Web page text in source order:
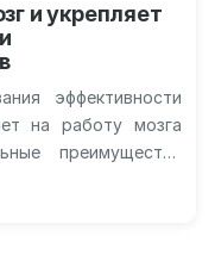
и укрепляет
эффективности
на работу мозга
преимущества